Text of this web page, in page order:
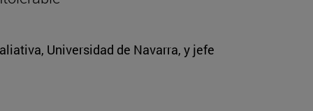
Universidad de Navarra, y jefe